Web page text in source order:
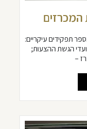
תפקידים עיקריים:
הגשת ההצעות;
–